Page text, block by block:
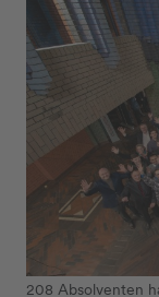
208 Absolventen